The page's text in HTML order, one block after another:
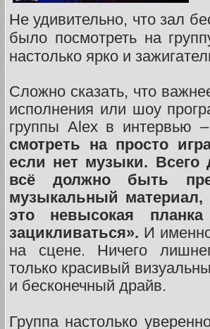
Не удивительно, что зал
было посмотреть на
настолько ярко и
Сложно сказать, что
исполнения или шоу
группы Alex в интервью
смотреть на просто
если нет музыки.
всё должно быть
музыкальный материал,
это невысокая
зацикливаться». И
на сцене. Ничего
только красивый
и бесконечный драйв.
Группа настолько